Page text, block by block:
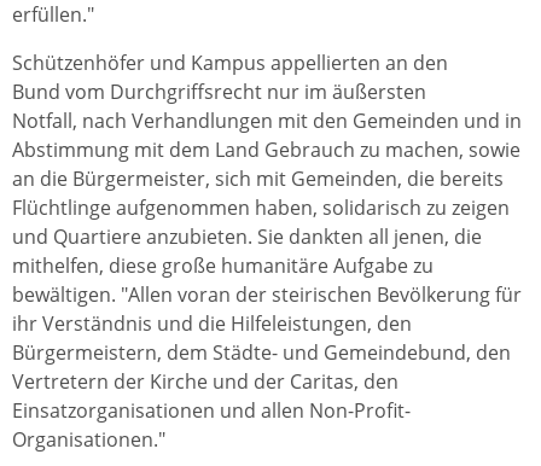
erfüllen."
Schützenhöfer und Kampus appellierten an den
Bund vom Durchgriffsrecht nur im äußersten
Notfall, nach Verhandlungen mit den Gemeinden und in
Abstimmung mit dem Land Gebrauch zu machen, sowie
an die Bürgermeister, sich mit Gemeinden, die bereits
Flüchtlinge aufgenommen haben, solidarisch zu zeigen
und Quartiere anzubieten. Sie dankten all jenen, die
mithelfen, diese große humanitäre Aufgabe zu
bewältigen. "Allen voran der steirischen Bevölkerung für
ihr Verständnis und die Hilfeleistungen, den
Bürgermeistern, dem Städte- und Gemeindebund, den
Vertretern der Kirche und der Caritas, den
Einsatzorganisationen und allen Non-Profit-
Organisationen."